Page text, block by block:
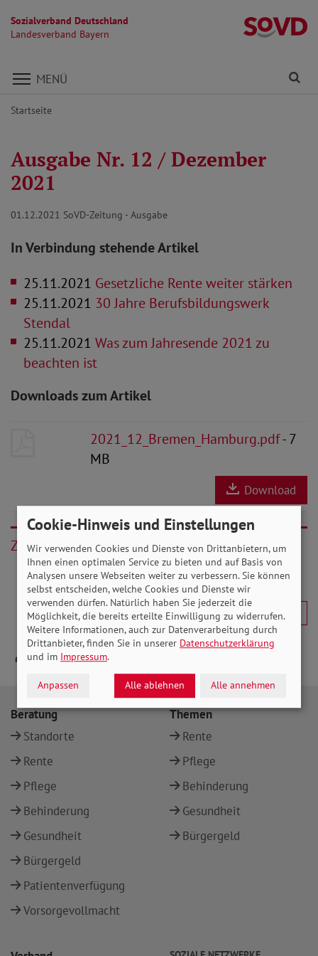
Sozialverband Deutschland
Landesverband Bayern
Direkt zu den Inhalten springen
MENÜ
Startseite
Ausgabe Nr. 12 / Dezember
2021
01.12.2021 SoVD-Zeitung - Ausgabe
In Verbindung stehende Artikel
25.11.2021 Gesetzliche Rente weiter stärken
25.11.2021 30 Jahre Berufsbildungswerk
Stendal
25.11.2021 Was zum Jahresende 2021 zu
beachten ist
Downloads zum Artikel
2021_12_Bremen_Hamburg.pdf- 7
MB
Download
Zurück
Beratung
Standorte
Rente
Pflege
Behinderung
Gesundheit
Bürgergeld
Patientenverfügung
Vorsorgevollmacht
Themen
Rente
Pflege
Behinderung
Gesundheit
Bürgergeld
Cookie-Hinweis und Einstellungen
Wir verwenden Cookies und Dienste von Drittanbietern, um
Ihnen einen optimalen Service zu bieten und auf Basis von
Analysen unsere Webseiten weiter zu verbessern. Sie können
selbst entscheiden, welche Cookies und Dienste wir
verwenden dürfen. Natürlich haben Sie jederzeit die
Möglichkeit, die bereits erteilte Einwilligung zu widerrufen.
Weitere Informationen, auch zur Datenverarbeitung durch
Drittanbieter, finden Sie in unserer Datenschutzerklärung
und im Impressum.
Anpassen Alle ablehnen Alle annehmen